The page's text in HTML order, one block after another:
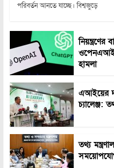
পরিবর্তন আনতে যাচ্ছে। বিশ্বজুড়ে
হামলা
এআইয়ের
চ্যালেঞ্জ:
তথ্য